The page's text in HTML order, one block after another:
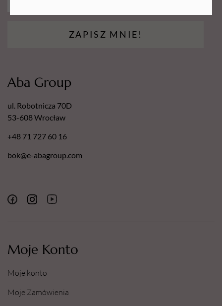
ZAPISZ MNIE!
Moje Konto
Moje konto
Moje Zamówienia
Aba Group
ul. Robotnicza 70D
53-608 Wrocław
+48 71 727 60 16
bok@e-abagroup.com